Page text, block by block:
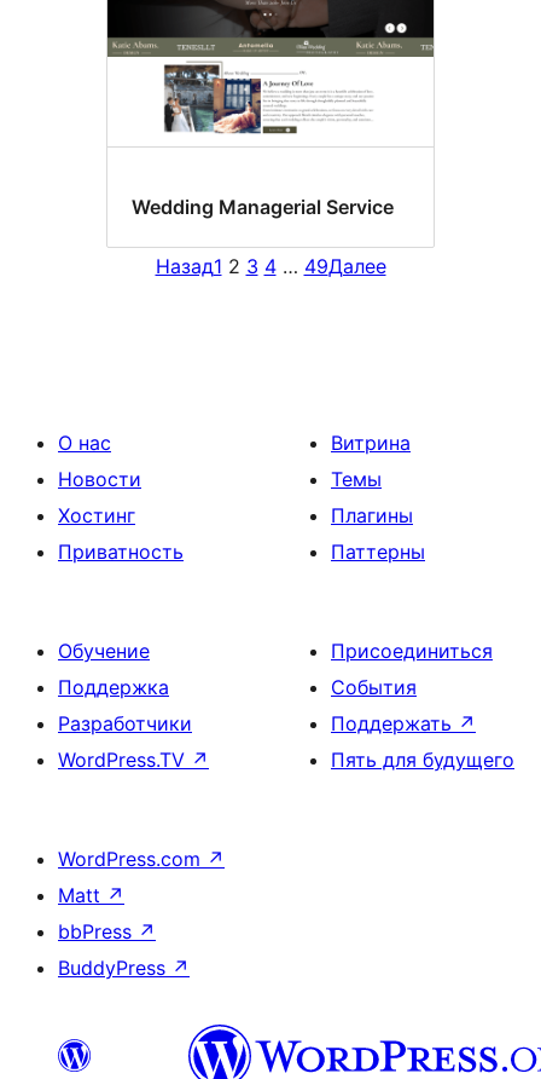
Wedding Managerial Service
Назад1 2 3 4 … 49Далее
О нас
Новости
Хостинг
Приватность
Витрина
Темы
Плагины
Паттерны
Обучение
Поддержка
Разработчики
WordPress.TV ↗
Присоединиться
События
Поддержать ↗
Пять для будущего
WordPress.com ↗
Matt ↗
bbPress ↗
BuddyPress ↗